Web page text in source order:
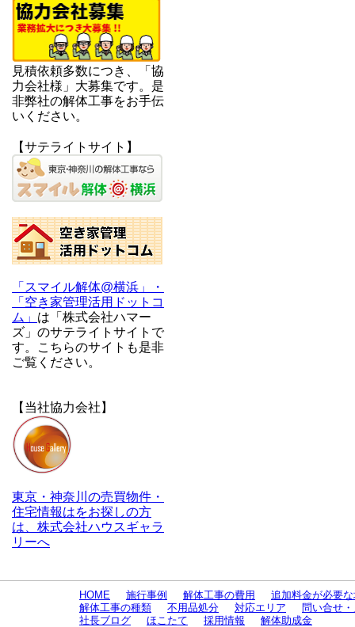
見積依頼多数につき、「協
力会社様」大募集です。是
非弊社の解体工事をお手伝
いください。
【サテライトサイト】
「スマイル解体@横浜」・
「空き家管理活用ドットコ
ム」 は「株式会社ハマー
ズ」のサテライトサイトで
す。こちらのサイトも是非
ご覧ください。
【当社協力会社】
東京・神奈川の売買物件・
住宅情報はをお探しの方
は、株式会社ハウスギャラ
リーへ
HOME 施行事例 解体工事の費用
追加料金が必要
解体工事の種類
不用品処分 対応エリア
問い合せ
社長ブログ
ほこたて 採用情報 解体助成金